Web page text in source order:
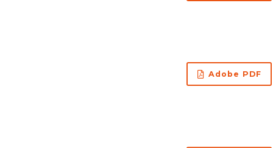
Adobe PDF